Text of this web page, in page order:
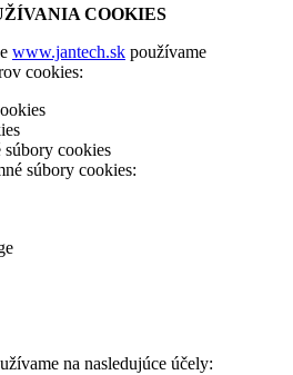
COOKIES
www.jantech.sk používame
cookies:
cookies
súbory cookies:
na nasledujúce účely: